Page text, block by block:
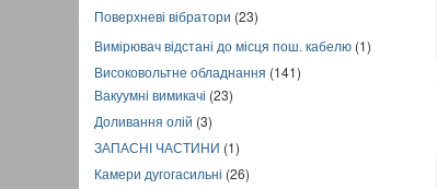
Поверхневі вібратори (23)
Вимірювач відстані до місця пош. кабелю (1)
Високовольтне обладнання (141)
Вакуумні вимикачі (23)
Доливання олій (3)
ЗАПАСНІ ЧАСТИНИ (1)
Камери дугогасильні (26)